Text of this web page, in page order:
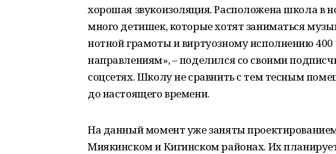
хорошая звукоизоляция. Расположена школа в
много детишек, которые хотят заниматься
нотной грамоты и виртуозному исполнению
направлениям», – поделился со своими
соцсетях. Школу не сравнить с тем тесным
до настоящего времени.
На данный момент уже заняты
Миякинском и Кигинском районах. Их